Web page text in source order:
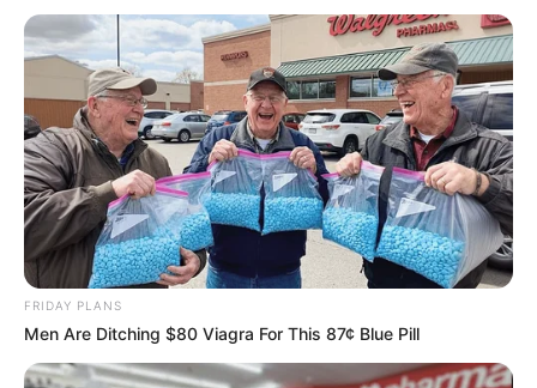
ท่านที่เกิดวันที่17 สไตล์การทำงาน :ด้วยความสามารถ
ข้างต้น ถามว่าอะไรในการทำงานเป็นสิ่งที่คุณถนัดที่สุด ผม
ตอบได้เลยว่าคือเรื่องของการเมืองในบริษัท ถึงแม้คุณจะไม่
ค่อยชอบมันเท่าไหร่ เพราะคุณเป็นคนที่มีความเคารพในตัว
เองสูงมาก แต่คุณก็ทำมันได้ดีในระดับที่ไม่ธรรมดา แต่ถ้า
ไม่ชอบ ไม่เป็นไร งาน อีกอย่างของคนที่เกิดวันนี้ถนัด นั่น
คือ เป็นนักประสาน ประสานงานทุกอย่างไม่ว่าจะทางด้าน
ความค ิดเห็น หรือเชิงปฏิบัติ คุณทำได้ดีมาก ใครมีความขัด
แย้งอะไรขอให้เรียกหาคุณได้เลย
ท่านที่เกิดวันที่18 สไตล์การทำงาน :คุณเป็นคนที่ชอบการ
FRIDAY PLANS
Men Are Ditching $80 Viagra For This 87¢ Blue Pill